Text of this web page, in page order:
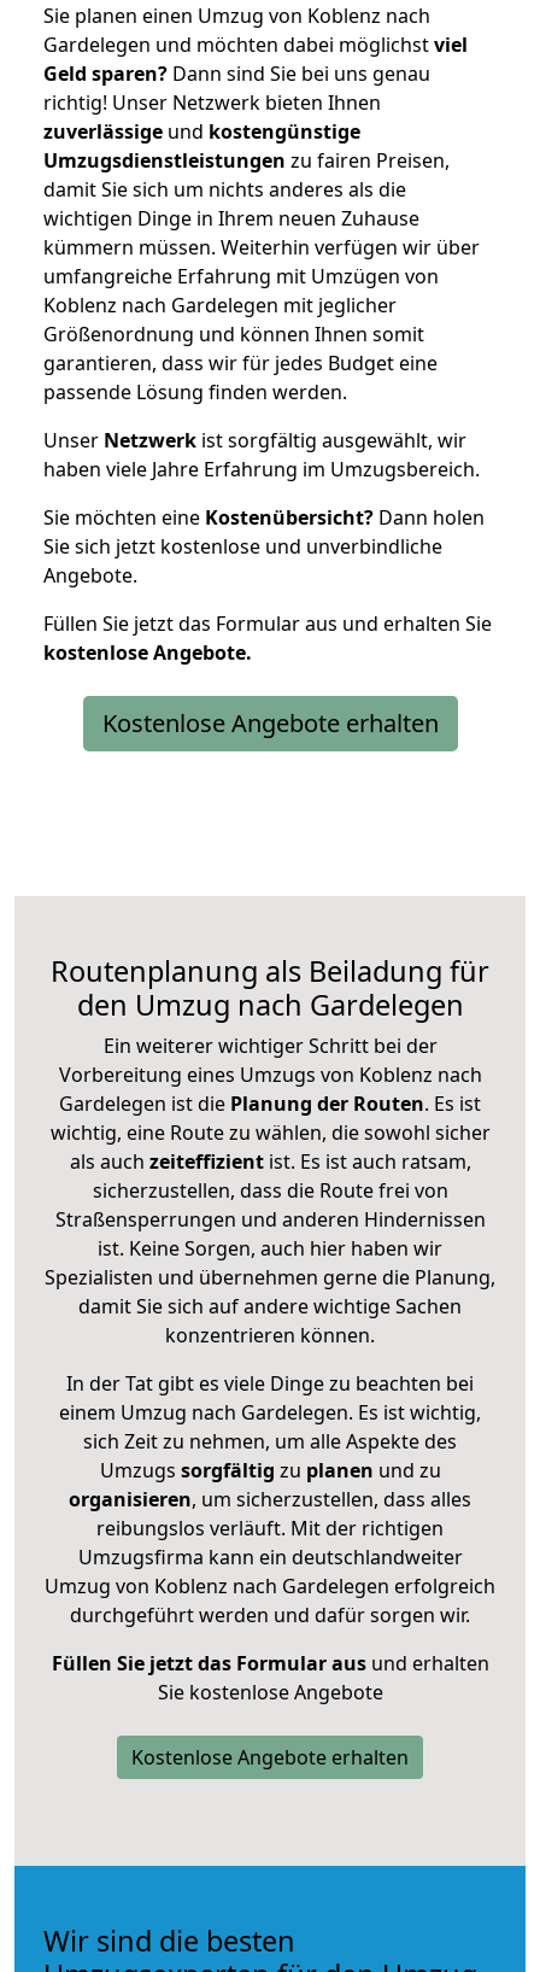
Sie planen einen Umzug von Koblenz nach
Gardelegen und möchten dabei möglichstviel
Geld sparen? Dann sind Sie bei uns genau
richtig! Unser Netzwerk bieten Ihnen
zuverlässige und kostengünstige
Umzugsdienstleistungen zu fairen Preisen,
damit Sie sich um nichts anderes als die
wichtigen Dinge in Ihrem neuen Zuhause
kümmern müssen. Weiterhin verfügen wir über
umfangreiche Erfahrung mit Umzügen von
Koblenz nach Gardelegen mit jeglicher
Größenordnung und können Ihnen somit
garantieren, dass wir für jedes Budget eine
passende Lösung finden werden.
Unser Netzwerk ist sorgfältig ausgewählt, wir
haben viele Jahre Erfahrung im Umzugsbereich.
Sie möchten eine Kostenübersicht? Dann holen
Sie sich jetzt kostenlose und unverbindliche
Angebote.
Füllen Sie jetzt das Formular aus und erhalten Sie
kostenloseAngebote.
Kostenlose Angebote erhalten
Routenplanung als Beiladung für
den Umzug nach Gardelegen
Ein weiterer wichtiger Schritt bei der
Vorbereitung eines Umzugs von Koblenz nach
Gardelegen ist die Planung der Routen. Es ist
wichtig, eine Route zu wählen, die sowohl sicher
als auch zeiteffizientist. Es ist auch ratsam,
sicherzustellen, dass die Route frei von
Straßensperrungen und anderen Hindernissen
ist. Keine Sorgen, auch hier haben wir
Spezialisten und übernehmen gerne die Planung,
damit Sie sich auf andere wichtige Sachen
konzentrieren können.
In der Tat gibt es viele Dinge zu beachten bei
einem Umzug nach Gardelegen. Es ist wichtig,
sich Zeit zu nehmen, um alle Aspekte des
Umzugs sorgfältig zu planen und zu
organisieren, um sicherzustellen, dass alles
reibungslos verläuft. Mit der richtigen
Umzugsfirma kann ein deutschlandweiter
Umzug von Koblenz nach Gardelegen erfolgreich
durchgeführt werden und dafür sorgen wir.
Füllen Sie jetzt das Formular ausund erhalten
Sie kostenlose Angebote
Kostenlose Angebote erhalten
Wir sind die besten